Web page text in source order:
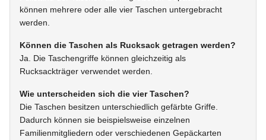
können mehrere oder alle vier Taschen untergebracht
werden.
Können die Taschen als Rucksack getragen werden?
Ja. Die Taschengriffe können gleichzeitig als
Rucksackträger verwendet werden.
Wie unterscheiden sich die vier Taschen?
Die Taschen besitzen unterschiedlich gefärbte Griffe.
Dadurch können sie beispielsweise einzelnen
Familienmitgliedern oder verschiedenen Gepäckarten